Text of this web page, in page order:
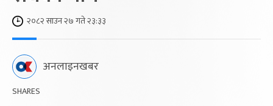
२०८२ साउन २७ गते २३:३३
अनलाइनखबर
SHARES